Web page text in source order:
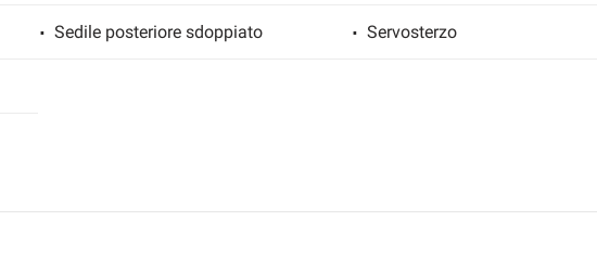
Sedile posteriore sdoppiato Servosterzo